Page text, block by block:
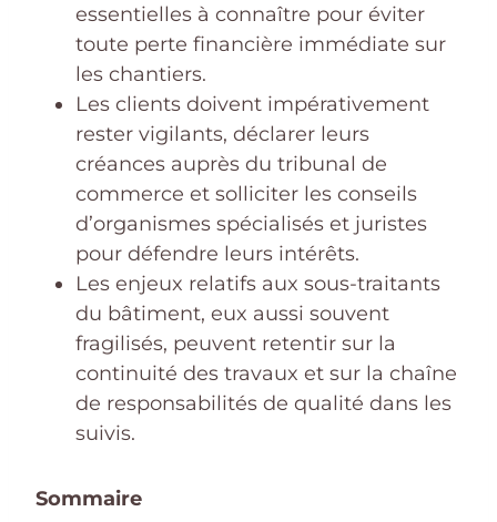
essentielles à connaître pour éviter
toute perte financière immédiate sur
les chantiers.
Les clients doivent impérativement
rester vigilants, déclarer leurs
créances auprès du tribunal de
commerce et solliciter les conseils
d’organismes spécialisés et juristes
pour défendre leurs intérêts.
Les enjeux relatifs aux sous-traitants
du bâtiment, eux aussi souvent
fragilisés, peuvent retentir sur la
continuité des travaux et sur la chaîne
de responsabilités de qualité dans les
suivis.
Sommaire